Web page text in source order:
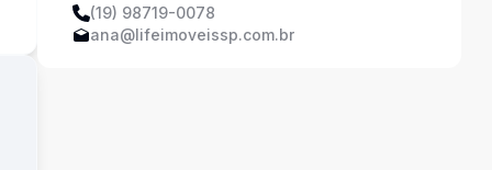
(19) 98719-0078
ana@lifeimoveissp.com.br